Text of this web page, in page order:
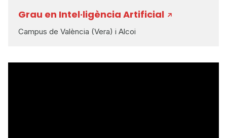
Grau en Intel·ligència Artificial
Campus de València (Vera) i Alcoi